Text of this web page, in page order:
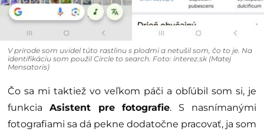
V prírode som uvidel túto rastlinu s plodmi a netušil som, čo to je. Na
identifikáciu som použil Circle to search. Foto: interez.sk (Matej
Mensatoris)
Čo sa mi taktiež vo veľkom páči a obľúbil som si, je
funkcia Asistent pre fotografie. S nasnímanými
fotografiami sa dá pekne dodatočne pracovať, ja som